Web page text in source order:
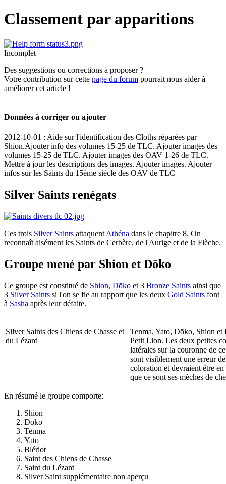
Classement par apparitions
Incomplet
Des suggestions ou corrections à proposer ?
Votre contribution sur cette page du forum pourrait nous aider à
améliorer cet article !
Données à corriger ou ajouter
2012-10-01 : Aide sur l'identification des Cloths réparées par
Shion.Ajouter info des volumes 15-25 de TLC. Ajouter images des
volumes 15-25 de TLC. Ajouter images des OAV 1-26 de TLC.
Mettre à jour les descriptions des images. Ajouter images. Ajouter
infos sur les Saints du 15ème siècle des OAV de TLC
Silver Saints renégats
Ces trois Silver Saints attaquent Athéna dans le chapitre 8. On
reconnaît aisément les Saints de Cerbère, de l'Aurige et de la Flèche.
Groupe mené par Shion et Dōko
Ce groupe est constitué de Shion, Dōko et 3 Bronze Saints ainsi que
3 Silver Saints si l'on se fie au rapport que les deux Gold Saints font
à Sasha après leur défaite.
Silver Saints des Chiens de Chasse et
du Lézard
Tenma, Yato, Dōko, Shion et
Petit Lion. Les deux petites
latérales sur la couronne de
sont visiblement une erreur de
coloration et devraient être
que ce sont ses mèches de
En résumé le groupe comporte:
Shion
Dōko
Tenma
Yato
Blériot
Saint des Chiens de Chasse
Saint du Lézard
Silver Saint supplémentaire non aperçu